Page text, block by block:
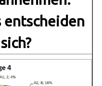
entscheiden